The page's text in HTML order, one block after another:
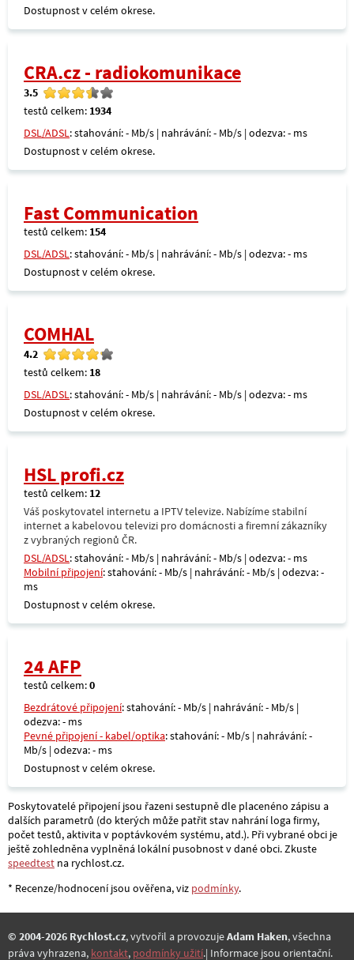
Dostupnost v celém okrese.
CRA.cz - radiokomunikace
3.5
testů celkem: 1934
DSL/ADSL: stahování: - Mb/s | nahrávání: - Mb/s | odezva: - ms
Dostupnost v celém okrese.
Fast Communication
testů celkem: 154
DSL/ADSL: stahování: - Mb/s | nahrávání: - Mb/s | odezva: - ms
Dostupnost v celém okrese.
COMHAL
4.2
testů celkem: 18
DSL/ADSL: stahování: - Mb/s | nahrávání: - Mb/s | odezva: - ms
Dostupnost v celém okrese.
HSL profi.cz
testů celkem: 12
Váš poskytovatel internetu a IPTV televize. Nabízíme stabilní
internet a kabelovou televizi pro domácnosti a firemní zákazníky
z vybraných regionů ČR.
DSL/ADSL: stahování: - Mb/s | nahrávání: - Mb/s | odezva: - ms
Mobilní připojení: stahování: - Mb/s | nahrávání: - Mb/s | odezva: -
ms
Dostupnost v celém okrese.
24 AFP
testů celkem:0
Bezdrátové připojení: stahování: - Mb/s | nahrávání: - Mb/s |
odezva: - ms
Pevné připojení - kabel/optika: stahování: - Mb/s | nahrávání: -
Mb/s | odezva: - ms
Dostupnost v celém okrese.
Poskytovatelé připojení jsou řazeni sestupně dle placenéno zápisu a
dalších parametrů (do kterých může patřit stav nahrání loga firmy,
počet testů, aktivita v poptávkovém systému, atd.). Při vybrané obci je
ještě zohledněna vyplněná lokální pusobnost v dané obci. Zkuste
speedtest na rychlost.cz.
* Recenze/hodnocení jsou ověřena, viz podmínky.
© 2004-2026 Rychlost.cz, vytvořil a provozujeAdam Haken, všechna
práva vyhrazena, kontakt, podmínky užití.| Informace jsou orientační.